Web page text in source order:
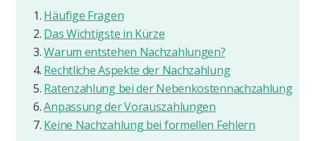
Häufige Fragen
Das Wichtigste in Kürze
Warum entstehen Nachzahlungen?
Rechtliche Aspekte der Nachzahlung
Ratenzahlung bei der Nebenkostennachzahlung
Anpassung der Vorauszahlungen
Keine Nachzahlung bei formellen Fehlern